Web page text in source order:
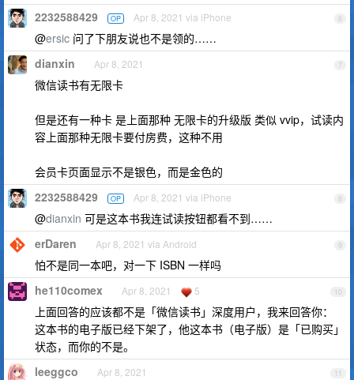
6
2232588429 OP Apr 8, 2021 via iPhone
@ersic 问了下朋友说也不是领的……
7
dianxin Apr 8, 2021
微信读书有无限卡
但是还有一种卡 是上面那种 无限卡的升级版 类似 vvip，试读内
容上面那种无限卡要付房费，这种不用
会员卡页面显示不是银色，而是金色的
8
2232588429 OP Apr 8, 2021 via iPhone
@dianxin 可是这本书我连试读按钮都看不到……
9
erDaren Apr 8, 2021 via Android
怕不是同一本吧，对一下 ISBN 一样吗
10
he110comex Apr 8, 2021 5
上面回答的应该都不是「微信读书」深度用户，我来回答你：
这本书的电子版已经下架了，他这本书（电子版）是「已购买」
状态，而你的不是。
11
leeggco Apr 8, 2021